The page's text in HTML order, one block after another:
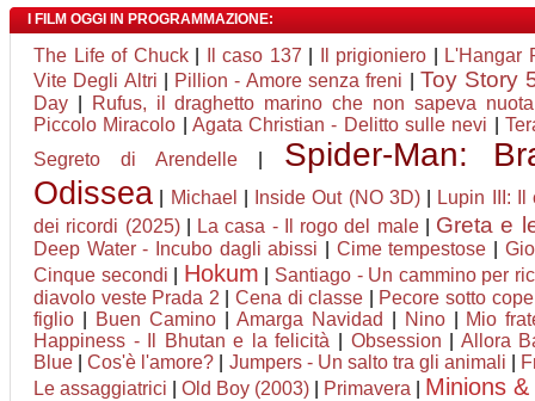
I FILM OGGI IN PROGRAMMAZIONE:
The Life of Chuck| Il caso 137 Il prigioniero
L'Hangar
Vite Degli Altri
Pillion - Amore senza freni Toy Story
Day
Rufus, il draghetto marino che non sapeva
Piccolo Miracolo
Agata Christian - Delitto sulle nevi
Segreto di Arendelle
Spider-Man:
Odissea
Michael Inside Out (NO 3D)|
Lupin III: Il
dei ricordi (2025)| La casa - Il rogo del male| Greta e
Deep Water - Incubo dagli abissi Cime tempestose
Cinque secondi
Hokum
Santiago - Un cammino per
diavolo veste Prada 2
Cena di classe
Pecore sotto
figlio
Buen Camino| Amarga Navidad Nino| Mio
Happiness - Il Bhutan e la felicità
Obsession
Allora
Blue |Cos'è l'amore? Jumpers - Un salto tra gli animali
Le assaggiatrici
Old Boy (2003) Primavera Minions